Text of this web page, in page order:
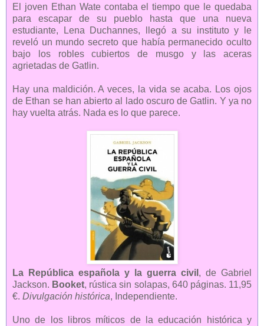
El joven Ethan Wate contaba el tiempo que le quedaba
para escapar de su pueblo hasta que una nueva
estudiante, Lena Duchannes, llegó a su instituto y le
reveló un mundo secreto que había permanecido oculto
bajo los robles cubiertos de musgo y las aceras
agrietadas de Gatlin.
Hay una maldición. A veces, la vida se acaba. Los ojos
de Ethan se han abierto al lado oscuro de Gatlin. Y ya no
hay vuelta atrás. Nada es lo que parece.
La República española y la guerra civil , de Gabriel
Jackson. Booket, rústica sin solapas, 640 páginas. 11,95
€. Divulgación histórica, Independiente.
Uno de los libros míticos de la educación histórica y